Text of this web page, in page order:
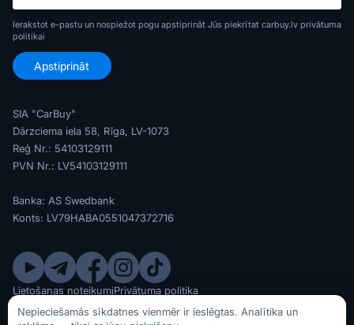
Ierakstot e-pastu un nospiežot pogu apstiprināt Jūs piekrītat carbuy.lv privātuma
politikai
SIA "CarBuy"
Dārzciema iela 58, Rīga, LV-1073
Reģ Nr.: 54103129111
PVN Nr.: LV54103129111
Banka: AS Swedbank
Konts: LV79HABA0551047372716
© SIA CarBuy 2020 - 2026
Lietošanas noteikumiPrivātuma politika
Nepieciešamās sīkdatnes vienmēr ir ieslēgtas. Analītika un